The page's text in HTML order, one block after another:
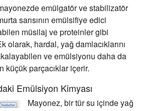
emülgatör ve stabilizatör
sarısının emülsifiye edici
müsilaj ve proteinler gibi
olarak, hardal, yağ damlacıklarını
ve emülsiyonu daha da
küçük parçacıklar içerir.
Emülsiyon Kimyası
Mayonez, bir tür su içinde yağ